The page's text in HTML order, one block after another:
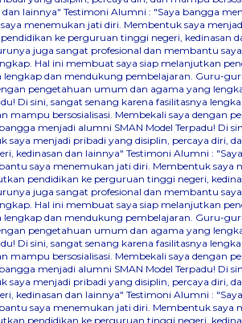
lainnya" Testimoni Alumni : "Saya bangga
menemukan jati diri. Membentuk saya
ke perguruan tinggi negeri, kedinasan
juga sangat profesional dan membantu
Hal ini membuat saya siap melanjutkan
lengkap dan mendukung pembelajaran. Guru-
pengetahuan umum dan agama yang
Di sini, sangat senang karena fasilitasnya
mampu bersosialisasi. Membekali saya
menjadi alumni SMAN Model Terpadu! Di
menjadi pribadi yang disiplin, percaya diri,
kedinasan dan lainnya" Testimoni Alumni :
saya menemukan jati diri. Membentuk
pendidikan ke perguruan tinggi negeri,
juga sangat profesional dan membantu
Hal ini membuat saya siap melanjutkan
lengkap dan mendukung pembelajaran. Guru-
pengetahuan umum dan agama yang
Di sini, sangat senang karena fasilitasnya
mampu bersosialisasi. Membekali saya
menjadi alumni SMAN Model Terpadu! Di
menjadi pribadi yang disiplin, percaya diri,
kedinasan dan lainnya" Testimoni Alumni :
saya menemukan jati diri. Membentuk
pendidikan ke perguruan tinggi negeri,